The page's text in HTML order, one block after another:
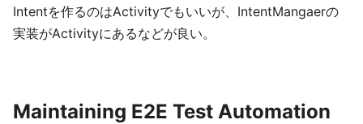
Intentを作るのはActivityでもいいが、IntentMangaerの
実装がActivityにあるなどが良い。
Maintaining E2E Test Automation